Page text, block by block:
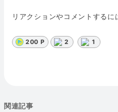
リアクションやコメントするに
200 P 2 1
関連記事